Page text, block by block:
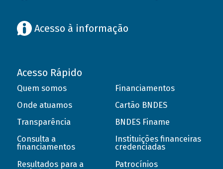
Acesso à informação
Acesso Rápido
Quem somos
Onde atuamos
Transparência
Consulta a
financiamentos
Resultados para a
Financiamentos
Cartão BNDES
BNDES Finame
Instituições financeiras
credenciadas
Patrocínios